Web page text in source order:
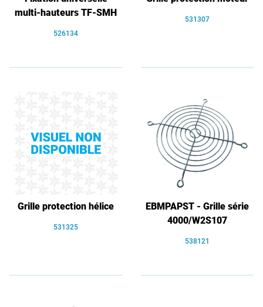
multi-hauteurs TF-SMH
526134
531307
Grille protection hélice
531325
EBMPAPST - Grille série
4000/W2S107
538121